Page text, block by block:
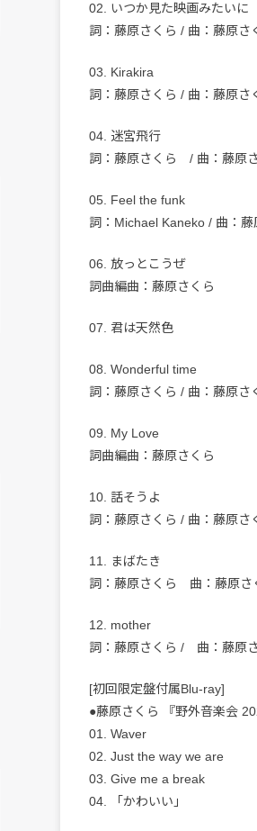
02. いつか見た映画みたいに
詞：藤原さくら / 曲：藤原さ
03. Kirakira
詞：藤原さくら / 曲：藤原
04. 迷宮飛行
詞：藤原さくら / 曲：藤原
05. Feel the funk
詞：Michael Kaneko / 曲：
06. 放っとこうぜ
詞曲編曲：藤原さくら
07. 君は天然色
08. Wonderful time
詞：藤原さくら / 曲：藤原
09. My Love
詞曲編曲：藤原さくら
10. 話そうよ
詞：藤原さくら / 曲：藤原
11. まばたき
詞：藤原さくら 曲：藤原
12. mother
詞：藤原さくら / 曲：藤原
[初回限定盤付属Blu-ray]
●藤原さくら 『野外音楽会
01. Waver
02. Just the way we are
03. Give me a break
04. 「かわいい」